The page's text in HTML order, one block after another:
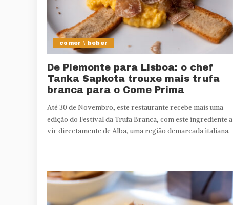
comer \ beber
De Piemonte para Lisboa: o chef
Tanka Sapkota trouxe mais trufa
branca para o Come Prima
Até 30 de Novembro, este restaurante recebe mais uma
edição do Festival da Trufa Branca, com este ingrediente a
vir directamente de Alba, uma região demarcada italiana.